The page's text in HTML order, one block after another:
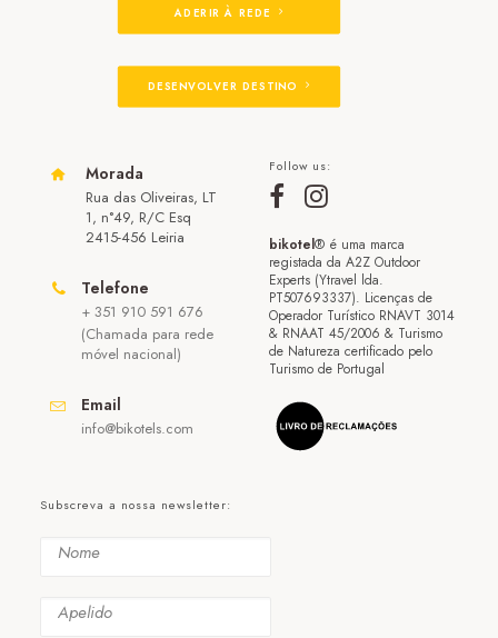
ADERIR À REDE
DESENVOLVER DESTINO
Morada
Rua das Oliveiras, LT
1, n°49, R/C Esq
2415-456 Leiria
Telefone
+ 351 910 591 676
(Chamada para rede
móvel nacional)
Email
info@bikotels.com
Follow us:
bikotel® é uma marca
registada da A2Z Outdoor
Experts (Ytravel lda.
PT507693337). Licenças de
Operador Turístico RNAVT 3014
& RNAAT 45/2006 & Turismo
de Natureza certificado pelo
Turismo de Portugal
Subscreva a nossa newsletter: